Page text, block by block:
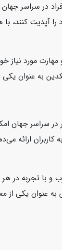
در سراسر
کنند،
مورد
عنوان یکی
سراسر جهان
ارائه
تجربه در
عنوان یکی از